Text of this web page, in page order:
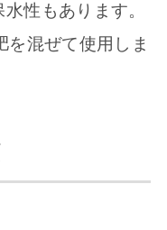
性もあります。
を混ぜて使用しま